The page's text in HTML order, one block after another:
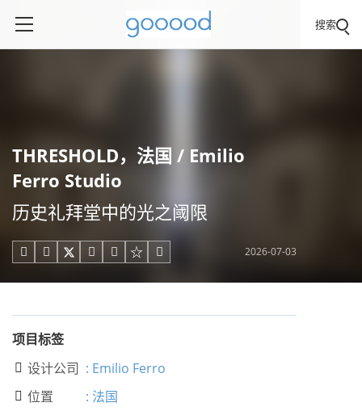
搜索
THRESHOLD，法国 / Emilio
Ferro Studio
历史礼拜堂中的光之阈限
     2026-07-03
项目标签
 设计公司 : Emilio Ferro
 位置 : 法国